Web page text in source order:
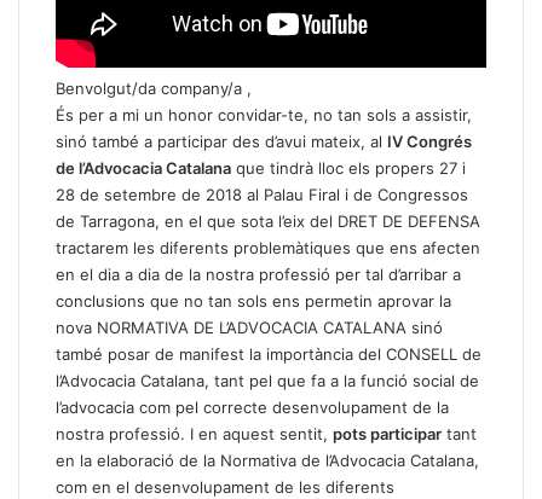
Benvolgut/da company/a ,
És per a mi un honor convidar-te, no tan sols a assistir,
sinó també a participar des d’avui mateix, al IV Congrés
de l’Advocacia Catalana que tindrà lloc els propers 27 i
28 de setembre de 2018 al Palau Firal i de Congressos
de Tarragona, en el que sota l’eix del DRET DE DEFENSA
tractarem les diferents problemàtiques que ens afecten
en el dia a dia de la nostra professió per tal d’arribar a
conclusions que no tan sols ens permetin aprovar la
nova NORMATIVA DE L’ADVOCACIA CATALANA sinó
també posar de manifest la importància del CONSELL de
l’Advocacia Catalana, tant pel que fa a la funció social de
l’advocacia com pel correcte desenvolupament de la
nostra professió. I en aquest sentit, pots participar tant
en la elaboració de la Normativa de l’Advocacia Catalana,
com en el desenvolupament de les diferents